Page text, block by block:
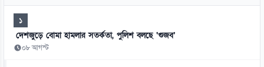
১
দেশজুড়ে বোমা হামলার সতর্কতা, পুলিশ বলছে ‘গুজব’
০৮ আগস্ট